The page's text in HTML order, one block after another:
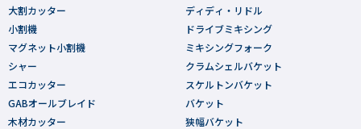
大割カッター
小割機
マグネット小割機
シャー
エコカッター
GABオールブレイド
木材カッター
ディディ・リドル
ドライブミキシング
ミキシングフォーク
クラムシェルバケット
スケルトンバケット
バケット
狭幅バケット